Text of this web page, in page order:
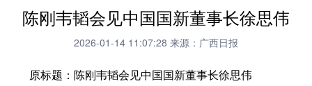
广西频道
新华社记者 专题直播
图片新闻 壮美广西
陈刚韦韬会见中国国新董事长徐思伟
2026-01-14 11:07:28 来源：广西日报
原标题：陈刚韦韬会见中国国新董事长徐思伟